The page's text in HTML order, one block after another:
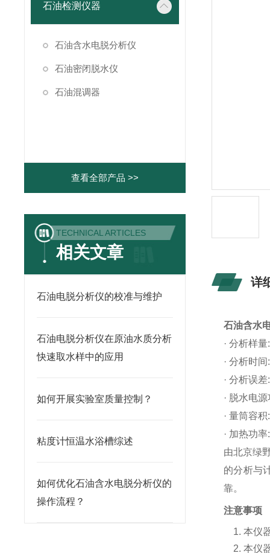
石油检测仪器
石油含水电脱分析仪
石油密闭脱水仪
石油混调器
查看全部产品 >>
TECHNICAL ARTICLES
相关文章
石油电脱分析仪的校准与维护
石油电脱分析仪在原油水质分析
快速取水样中的应用
如何开展实验室质量控制？
粘度计恒温水浴槽综述
如何优化石油含水电脱分析仪的
操作流程？
详
石油含水
· 分析样
· 分析时
· 分析误
· 脱水电
· 量筒容
· 加热功
由北京绿
的分析与
靠。
注意事项
1.本仪
2.本仪